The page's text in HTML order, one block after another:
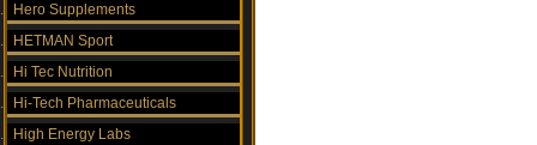
Hero Supplements
HETMAN Sport
Hi Tec Nutrition
Hi-Tech Pharmaceuticals
High Energy Labs